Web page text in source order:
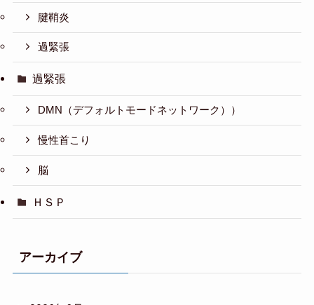
腱鞘炎
過緊張
過緊張
DMN（デフォルトモードネットワーク））
慢性首こり
脳
ＨＳＰ
アーカイブ